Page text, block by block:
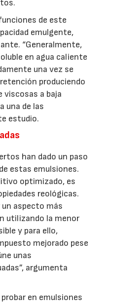
de este
emulgente,
“Generalmente,
en agua caliente
una vez se
produciendo
a baja
una de las
estudio.
han dado un paso
estas emulsiones.
optimizado, es
reológicas.
aspecto más
utilizando la menor
y para ello,
mejorado pese
unas
argumenta
en emulsiones